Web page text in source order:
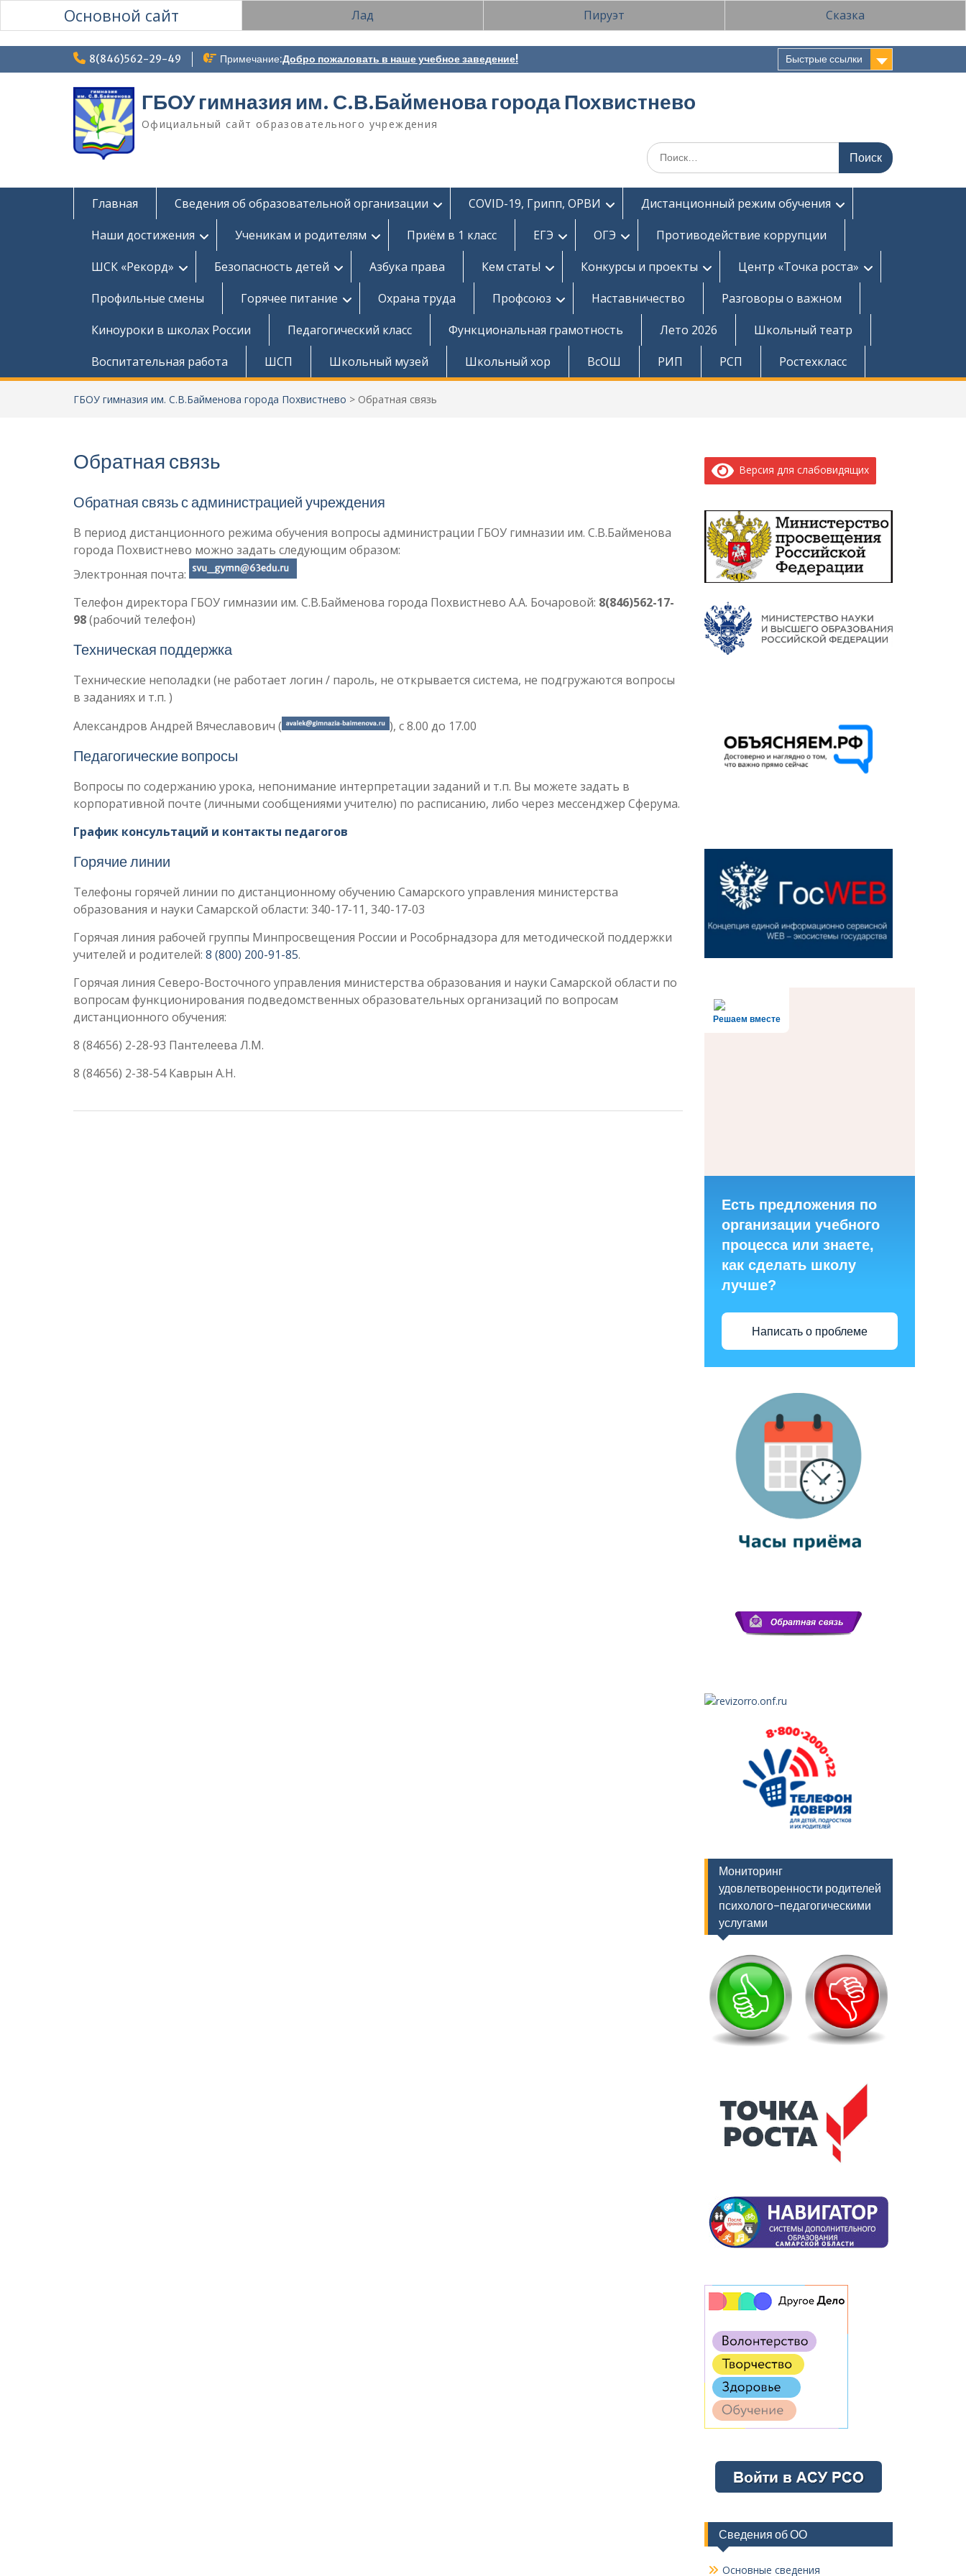
Основной сайт Лад Пируэт Сказка
8(846)562-29-49 Примечание:Добро пожаловать в наше учебное заведение! Быстрые ссылки
ГБОУ гимназия им. С.В.Байменова города Похвистнево
Официальный сайт образовательного учреждения
Поиск
по:
Главная Сведения об образовательной организации COVID-19, Грипп, ОРВИ
Дистанционный режим обучения
Наши достижения
Ученикам и родителям Приём в 1 класс ЕГЭ ОГЭ
Противодействие коррупции
ШСК «Рекорд»
Безопасность детей Азбука права Кем стать! Конкурсы и проекты
Центр «Точка роста»
Профильные смены
Горячее питание Охрана труда Профсоюз Наставничество
Разговоры о важном
Киноуроки в школах России
Педагогический класс Функциональная грамотность Лето 2026
Школьный театр
Воспитательная работа
ШСП Школьный музей Школьный хор ВсОШ РИП РСП Ростехкласс
ГБОУ гимназия им. С.В.Байменова города Похвистнево > Обратная связь
Обратная связь
Обратная связь с администрацией учреждения
В период дистанционного режима обучения вопросы администрации ГБОУ гимназии им. С.В.Байменова
города Похвистнево можно задать следующим образом:
Электронная почта:
Телефон директора ГБОУ гимназии им. С.В.Байменова города Похвистнево А.А. Бочаровой: 8(846)562-17-
98(рабочий телефон)
Техническая поддержка
Технические неполадки (не работает логин / пароль, не открывается система, не подгружаются вопросы
в заданиях и т.п. )
Александров Андрей Вячеславович (
), с 8.00 до 17.00
Педагогические вопросы
Вопросы по содержанию урока, непонимание интерпретации заданий и т.п. Вы можете задать в
корпоративной почте (личными сообщениями учителю) по расписанию, либо через мессенджер Сферума.
График консультаций и контакты педагогов
Горячие линии
Телефоны горячей линии по дистанционному обучению Самарского управления министерства
образования и науки Самарской области: 340-17-11, 340-17-03
Горячая линия рабочей группы Минпросвещения России и Рособрнадзора для методической поддержки
учителей и родителей: 8 (800) 200-91-85.
Горячая линия Северо-Восточного управления министерства образования и науки Самарской области по
вопросам функционирования подведомственных образовательных организаций по вопросам
дистанционного обучения:
8 (84656) 2-28-93 Пантелеева Л.М.
8 (84656) 2-38-54 Каврын А.Н.
Версия для слабовидящих
Решаем вместе
Есть предложения по
организации учебного
процесса или знаете,
как сделать школу
лучше?
Написать о проблеме
Мониторинг
удовлетворенности родителей
психолого-педагогическими
услугами
Сведения об ОО
Основные сведения